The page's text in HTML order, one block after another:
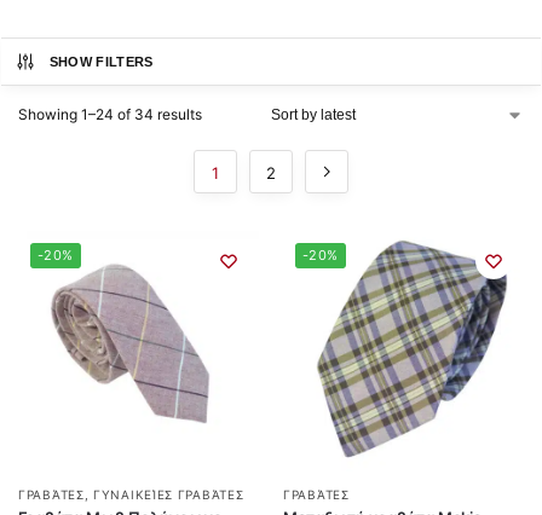
SHOW FILTERS
Showing 1–24 of 34 results
1 2
-20%
ΓΡΑΒΆΤΕΣ ΓΥΝΑΙΚΕΊΕΣ ΓΡΑΒΆΤΕΣ
-20%
ΓΡΑΒΆΤΕΣ